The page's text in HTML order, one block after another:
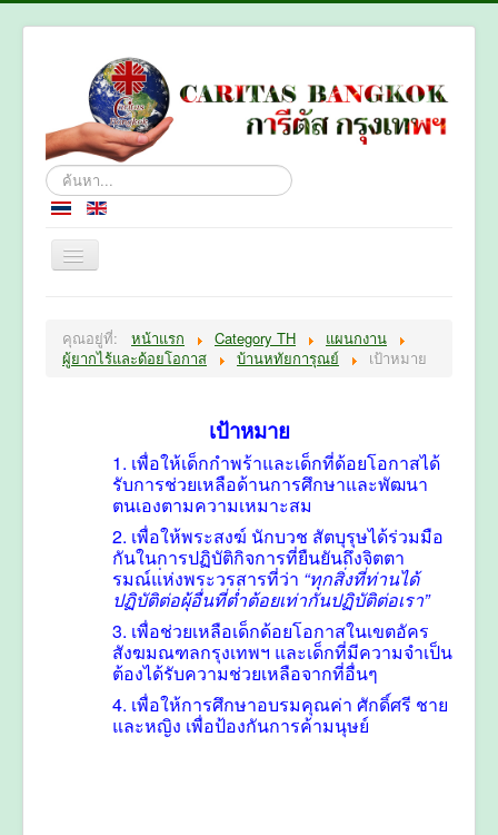
ค้นหา...
เกี่ยวกับเรา
คุณอยู่ที่: หน้าแรก Category TH
แผนกงาน
ผู้ยากไร้และด้อยโอกาส
บ้านหทัยการุณย์ เป้าหมาย
เป้าหมาย
1. เพื่อให้เด็กกำพร้าและเด็กที่ด้อยโอกาสได้
รับการช่วยเหลือด้านการศึกษาและพัฒนา
ตนเองตามความเหมาะสม
2. เพื่อให้พระสงฆ์ นักบวช สัตบุรุษได้ร่วมมือ
กันในการปฏิบัติกิจการที่ยืนยันถึงจิตตา
รมณ์แ่ห่งพระวรสารที่ว่า “ทุกสิ่งที่ท่านได้
ปฏิบัติต่อผุ้อื่นที่ต่ำต้อยเท่ากันปฏิบัติต่อเรา”
3. เพื่อช่วยเหลือเด็กด้อยโอกาสในเขตอัคร
สังฆมณฑลกรุงเทพฯ และเด็กที่มีความจำเป็น
ต้องได้รับความช่วยเหลือจากที่อื่นๆ
4. เพื่อให้การศึกษาอบรมคุณค่า ศักดิ์ศรี ชาย
และหญิง เพื่อป้องกันการค้ามนุษย์